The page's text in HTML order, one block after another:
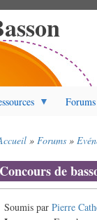
Forums
d'Ariane
Forums
Concours de
Soumis parPierre